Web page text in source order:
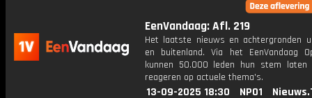
EenVandaag: Afl. 219
Het laatste nieuws en achtergronden
en buitenland. Via het EenVandaag
kunnen 50.000 leden hun stem laten
reageren op actuele thema's.
13-09-2025 18:30 NPO1